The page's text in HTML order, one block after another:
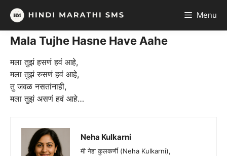
Skip
content
Menu
Mala Tujhe Hasne Have Aahe
मला तुझं हसणं हवं आहे,
मला तुझं रुसणं हवं आहे,
तु जवळ नसतांनाही,
मला तुझं असणं हवं आहे…
Neha Kulkarni
मी नेहा कुलकर्णी (Neha Kulkarni),